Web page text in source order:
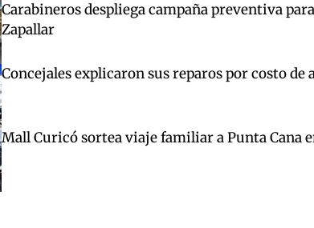
Carabineros despliega campaña preventiva
Zapallar
Concejales explicaron sus reparos por costo
Mall Curicó sortea viaje familiar a Punta Cana